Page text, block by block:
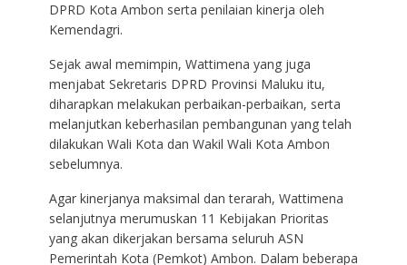
DPRD Kota Ambon serta penilaian kinerja oleh
Kemendagri.
Sejak awal memimpin, Wattimena yang juga
menjabat Sekretaris DPRD Provinsi Maluku itu,
diharapkan melakukan perbaikan-perbaikan, serta
melanjutkan keberhasilan pembangunan yang telah
dilakukan Wali Kota dan Wakil Wali Kota Ambon
sebelumnya.
Agar kinerjanya maksimal dan terarah, Wattimena
selanjutnya merumuskan 11 Kebijakan Prioritas
yang akan dikerjakan bersama seluruh ASN
Pemerintah Kota (Pemkot) Ambon. Dalam beberapa